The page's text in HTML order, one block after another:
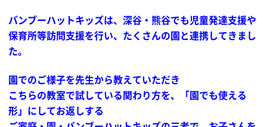
バンブーハットキッズは、深谷・熊谷でも児童発達支援や
保育所等訪問支援を行い、たくさんの園と連携してきまし
た。
園でのご様子を先生から教えていただき
こちらの教室で試している関わり方を、「園でも使える
形」にしてお返しする